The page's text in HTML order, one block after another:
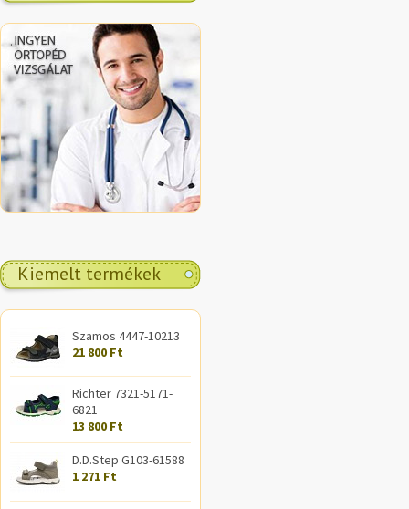
.
Kiemelt termékek
Szamos 4447-10213
21 800 Ft
Richter 7321-5171-
6821
13 800 Ft
D.D.Step G103-61588
1 271 Ft